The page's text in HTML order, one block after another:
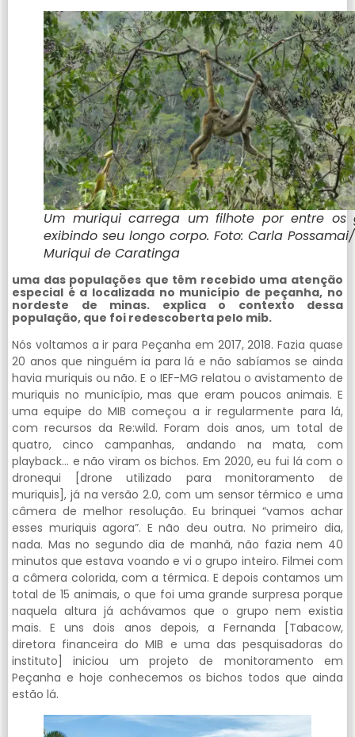
Um muriqui carrega um filhote por entre os
exibindo seu longo corpo. Foto: Carla
Muriqui de Caratinga
uma das populações que têm recebido uma atenção
especial é a localizada no município de peçanha, no
nordeste de minas. explica o contexto dessa
população, que foi redescoberta pelo mib.
Nós voltamos a ir para Peçanha em 2017, 2018. Fazia quase
20 anos que ninguém ia para lá e não sabíamos se ainda
havia muriquis ou não. E o IEF-MG relatou o avistamento de
muriquis no município, mas que eram poucos animais. E
uma equipe do MIB começou a ir regularmente para lá,
com recursos da Re:wild. Foram dois anos, um total de
quatro, cinco campanhas, andando na mata, com
playback… e não viram os bichos. Em 2020, eu fui lá com o
dronequi [drone utilizado para monitoramento de
muriquis], já na versão 2.0, com um sensor térmico e uma
câmera de melhor resolução. Eu brinquei “vamos achar
esses muriquis agora”. E não deu outra. No primeiro dia,
nada. Mas no segundo dia de manhã, não fazia nem 40
minutos que estava voando e vi o grupo inteiro. Filmei com
a câmera colorida, com a térmica. E depois contamos um
total de 15 animais, o que foi uma grande surpresa porque
naquela altura já achávamos que o grupo nem existia
mais. E uns dois anos depois, a Fernanda [Tabacow,
diretora financeira do MIB e uma das pesquisadoras do
instituto] iniciou um projeto de monitoramento em
Peçanha e hoje conhecemos os bichos todos que ainda
estão lá.